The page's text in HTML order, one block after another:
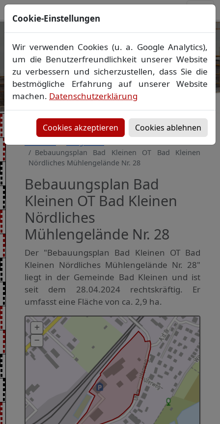
Ihr Vermessungsbüro in
Mecklenburg-Vorpommern
Wir vermessen Ihr Grundstück
Lageplan Absteckung▪Bauvermessung ▪
Gebäudeeinmessung
Grenzfeststellung▪Amtliche Auskünfte und
Vorheriges Bild
Bebauungsplan Bad Kleinen OT Bad Kleinen
Nördliches Mühlengelände Nr. 28
Bebauungsplan Bad
Kleinen OT Bad Kleinen
Nördliches
Mühlengelände Nr. 28
Der "Bebauungsplan Bad Kleinen OT Bad
Kleinen Nördliches Mühlengelände Nr. 28"
liegt in der Gemeinde Bad Kleinen und ist
seit dem 28.04.2024 rechtskräftig. Er
umfasst eine Fläche von ca. 2,9 ha.
Cookie-Einstellungen
Wir verwenden Cookies (u. a. Google Analytics),
um die Benutzerfreundlichkeit unserer Website
zu verbessern und sicherzustellen, dass Sie die
bestmögliche Erfahrung auf unserer Website
machen. Datenschutzerklärung
Cookies akzeptieren Cookies ablehnen